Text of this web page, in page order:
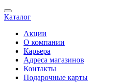
Каталог
Акции
О компании
Карьера
Адреса магазинов
Контакты
Подарочные карты